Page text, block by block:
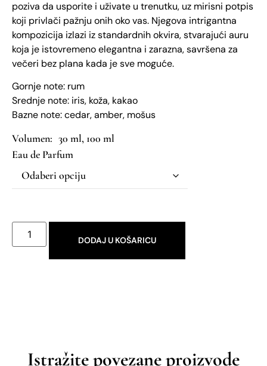
poziva da usporite i uživate u trenutku, uz mirisni potpis
koji privlači pažnju onih oko vas. Njegova intrigantna
kompozicija izlazi iz standardnih okvira, stvarajući auru
koja je istovremeno elegantna i zarazna, savršena za
večeri bez plana kada je sve moguće.
Gornje note: rum
​Srednje note: iris, koža, kakao
​Bazne note: cedar, amber, mošus
30 ml, 100 ml
Eau de Parfum
DODAJ U KOŠARICU
Istražite povezane proizvode